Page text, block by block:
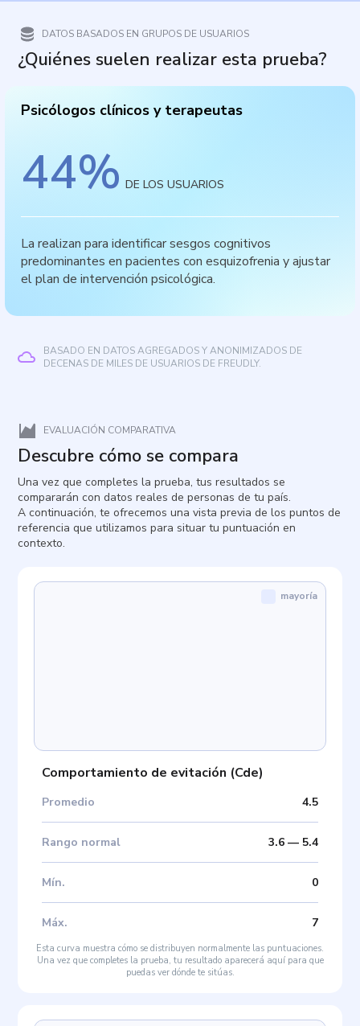
DATOS BASADOS EN GRUPOS DE USUARIOS
¿Quiénes suelen realizar esta prueba?
Psicólogos clínicos y terapeutas
44% DE LOS USUARIOS
La realizan para identificar sesgos cognitivos
predominantes en pacientes con esquizofrenia y ajustar
el plan de intervención psicológica.
BASADO EN DATOS AGREGADOS Y ANONIMIZADOS DE
DECENAS DE MILES DE USUARIOS DE FREUDLY.
EVALUACIÓN COMPARATIVA
Descubre cómo se compara
Una vez que completes la prueba, tus resultados se
compararán con datos reales de personas de tu país.
A continuación, te ofrecemos una vista previa de los puntos de
referencia que utilizamos para situar tu puntuación en
contexto.
Comportamiento de evitación (Cde)
Promedio 4.5
Rango normal 3.6— 5.4
Mín. 0
Máx. 7
mayoría
Esta curva muestra cómo se distribuyen normalmente las puntuaciones.
Una vez que completes la prueba, tu resultado aparecerá aquí para que
puedas ver dónde te sitúas.